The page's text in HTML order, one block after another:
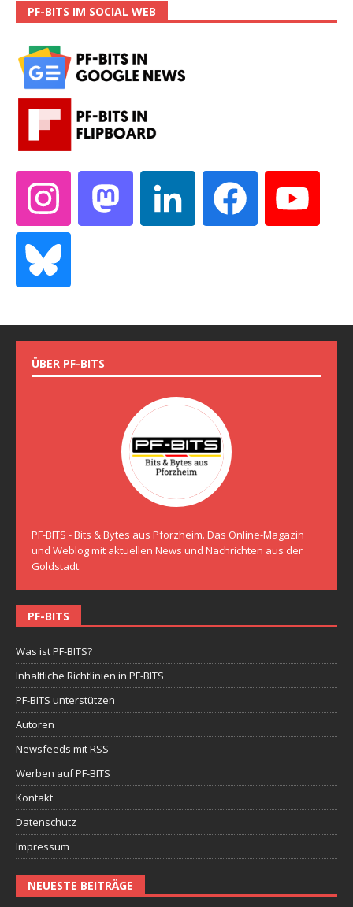
PF-BITS IM SOCIAL WEB
ÜBER PF-BITS
PF-BITS - Bits & Bytes aus Pforzheim. Das Online-Magazin
und Weblog mit aktuellen News und Nachrichten aus der
Goldstadt.
PF-BITS
Was ist PF-BITS?
Inhaltliche Richtlinien in PF-BITS
PF-BITS unterstützen
Autoren
Newsfeeds mit RSS
Werben auf PF-BITS
Kontakt
Datenschutz
Impressum
NEUESTE BEITRÄGE